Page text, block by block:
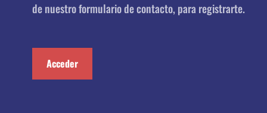
de nuestro formulario de contacto, para registrarte.
Acceder